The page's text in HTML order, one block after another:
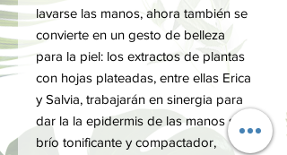
lavarse las manos, ahora también se
convierte en un gesto de belleza
para la piel: los extractos de plantas
con hojas plateadas, entre ellas Erica
y Salvia, trabajarán en sinergia para
dar la la epidermis de las manos su
brío tonificante y compactador,